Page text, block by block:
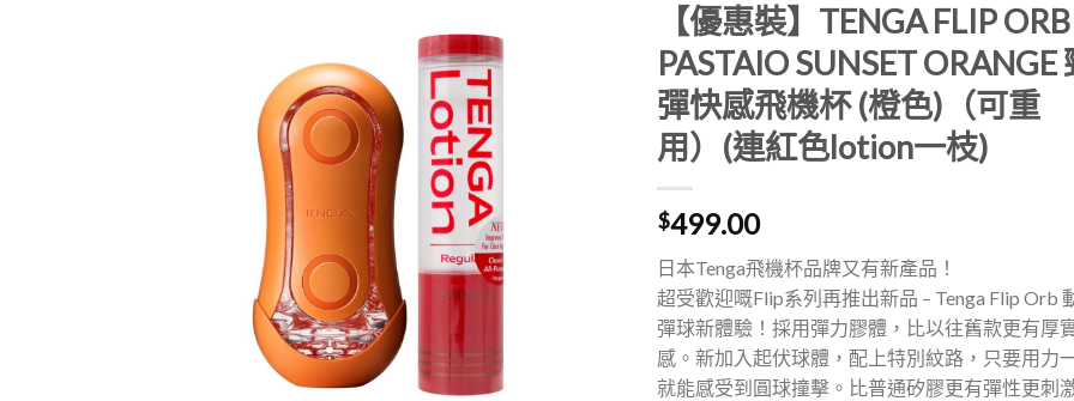
【優惠裝】TENGA FLIP ORB
PASTAIO SUNSET ORANGE
彈快感飛機杯 (橙色)（可重
用）(連紅色lotion一枝)
$499.00
日本Tenga飛機杯品牌又有新產品！
超受歡迎嘅Flip系列再推出新品 – Tenga Flip Orb
彈球新體驗！採用彈力膠體，比以往舊款更有厚
感。新加入起伏球體，配上特別紋路，只要用力
就能感受到圓球撞擊。比普通矽膠更有彈性更刺